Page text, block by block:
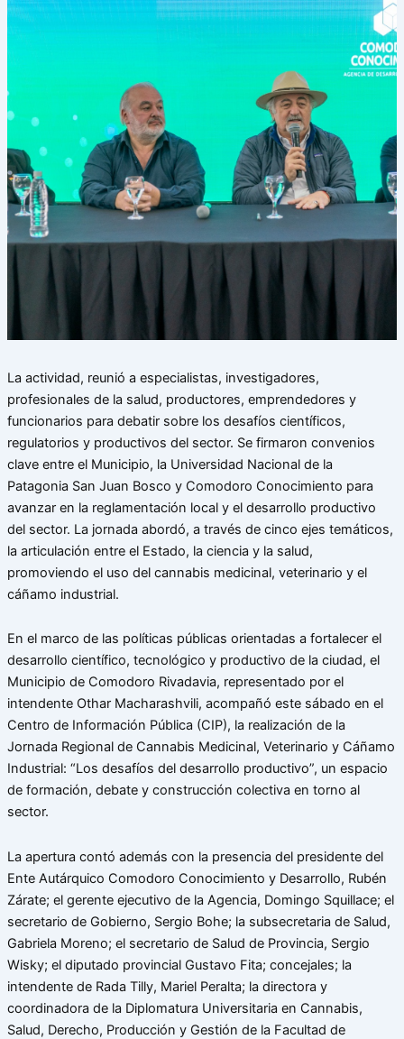
La actividad, reunió a especialistas, investigadores,
profesionales de la salud, productores, emprendedores y
funcionarios para debatir sobre los desafíos científicos,
regulatorios y productivos del sector. Se firmaron convenios
clave entre el Municipio, la Universidad Nacional de la
Patagonia San Juan Bosco y Comodoro Conocimiento para
avanzar en la reglamentación local y el desarrollo productivo
del sector. La jornada abordó, a través de cinco ejes temáticos,
la articulación entre el Estado, la ciencia y la salud,
promoviendo el uso del cannabis medicinal, veterinario y el
cáñamo industrial.
En el marco de las políticas públicas orientadas a fortalecer el
desarrollo científico, tecnológico y productivo de la ciudad, el
Municipio de Comodoro Rivadavia, representado por el
intendente Othar Macharashvili, acompañó este sábado en el
Centro de Información Pública (CIP), la realización de la
Jornada Regional de Cannabis Medicinal, Veterinario y Cáñamo
Industrial: “Los desafíos del desarrollo productivo”, un espacio
de formación, debate y construcción colectiva en torno al
sector.
La apertura contó además con la presencia del presidente del
Ente Autárquico Comodoro Conocimiento y Desarrollo, Rubén
Zárate; el gerente ejecutivo de la Agencia, Domingo Squillace; el
secretario de Gobierno, Sergio Bohe; la subsecretaria de Salud,
Gabriela Moreno; el secretario de Salud de Provincia, Sergio
Wisky; el diputado provincial Gustavo Fita; concejales; la
intendente de Rada Tilly, Mariel Peralta; la directora y
coordinadora de la Diplomatura Universitaria en Cannabis,
Salud, Derecho, Producción y Gestión de la Facultad de